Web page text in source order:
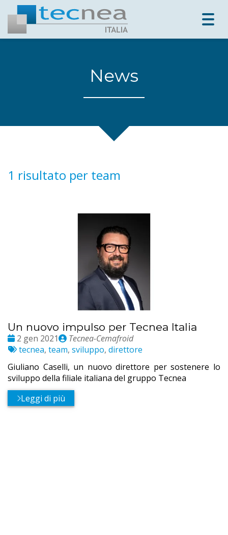
News
1 risultato per team
Un nuovo impulso per Tecnea Italia
Date
:
2 gen 2021
Publié
par
Tecnea-Cemafroid
Etichette:
tecnea, team, sviluppo, direttore
Giuliano Caselli, un nuovo direttore per sostenere lo
sviluppo della filiale italiana del gruppo Tecnea
Leggi di più